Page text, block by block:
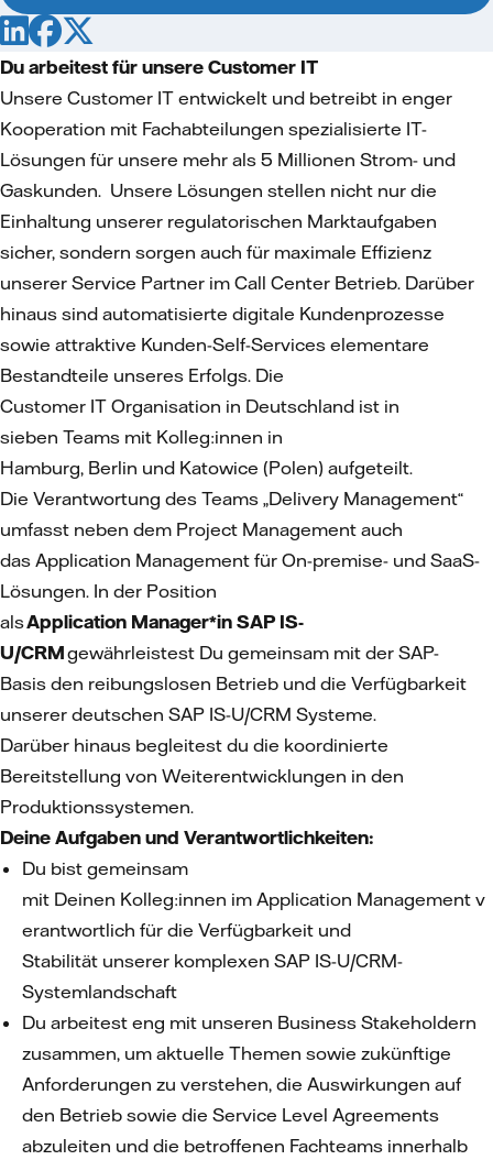
Du arbeitest für unsere Customer IT
Unsere Customer IT entwickelt und betreibt in enger
Kooperation mit Fachabteilungen spezialisierte IT-
Lösungen für unsere mehr als 5 Millionen Strom- und
Gaskunden. Unsere Lösungen stellen nicht nur die
Einhaltung unserer regulatorischen Marktaufgaben
sicher, sondern sorgen auch für maximale Effizienz
unserer Service Partner im Call Center Betrieb. Darüber
hinaus sind automatisierte digitale Kundenprozesse
sowie attraktive Kunden-Self-Services elementare
Bestandteile unseres Erfolgs. Die
Customer IT Organisation in Deutschland ist in
sieben Teams mit Kolleg:innen in
Hamburg, Berlin und Katowice (Polen) aufgeteilt.
Die Verantwortung des Teams „Delivery Management“
umfasst neben dem Project Management auch
das Application Management für On-premise- und SaaS-
Lösungen. In der Position
alsApplication Manager*in SAP IS-
U/CRMgewährleistest Du gemeinsam mit der SAP-
Basis den reibungslosen Betrieb und die Verfügbarkeit
unserer deutschen SAP IS-U/CRM Systeme.
Darüber hinaus begleitest du die koordinierte
Bereitstellung von Weiterentwicklungen in den
Produktionssystemen.
Deine Aufgaben und Verantwortlichkeiten:
Du bist gemeinsam
mit Deinen Kolleg:innen im Application Management v
erantwortlich für die Verfügbarkeit und
Stabilität unserer komplexen SAP IS-U/CRM-
Systemlandschaft
Du arbeitest eng mit unseren Business Stakeholdern
zusammen, um aktuelle Themen sowie zukünftige
Anforderungen zu verstehen, die Auswirkungen auf
den Betrieb sowie die Service Level Agreements
abzuleiten und die betroffenen Fachteams innerhalb